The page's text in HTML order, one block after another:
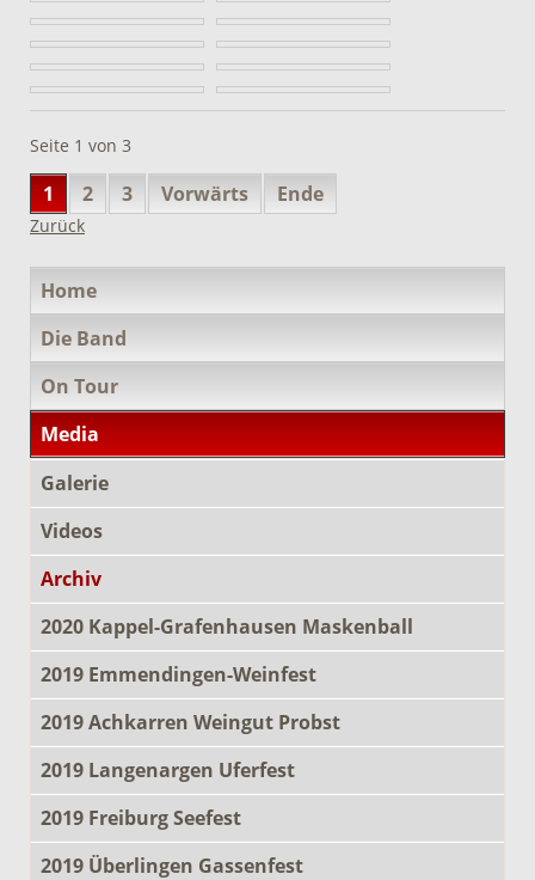
Seite 1 von 3
1 2 3 Vorwärts Ende
Zurück
überspringen
Home
Die Band
On Tour
Media
Galerie
Videos
Archiv
2020 Kappel-Grafenhausen Maskenball
2019 Emmendingen-Weinfest
2019 Achkarren Weingut Probst
2019 Langenargen Uferfest
2019 Freiburg Seefest
2019 Überlingen Gassenfest